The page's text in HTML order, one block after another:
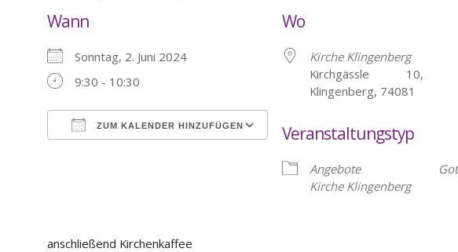
Wann
Sonntag, 2. Juni 2024
9:30 - 10:30
ZUM KALENDER HINZUFÜGEN
Wo
Kirche Klingenberg
Kirchgässle 10,
Klingenberg, 74081
Veranstaltungstyp
Angebote
Kirche Klingenberg
anschließend Kirchenkaffee